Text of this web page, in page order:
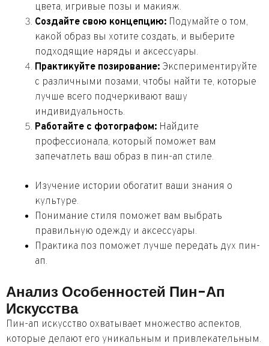
цвета, игривые позы и макияж.
Создайте свою концепцию: Подумайте о том,
какой образ вы хотите создать, и выберите
подходящие наряды и аксессуары.
Практикуйте позирование: Экспериментируйте
с различными позами, чтобы найти те, которые
лучше всего подчеркивают вашу
индивидуальность.
Работайте с фотографом: Найдите
профессионала, который поможет вам
запечатлеть ваш образ в пин-ап стиле.
Изучение истории обогатит ваши знания о
культуре.
Понимание стиля поможет вам выбрать
правильную одежду и аксессуары.
Практика поз поможет лучше передать дух пин-
ап.
Анализ Особенностей Пин-Ап
Искусства
Пин-ап искусство охватывает множество аспектов,
которые делают его уникальным и привлекательным.